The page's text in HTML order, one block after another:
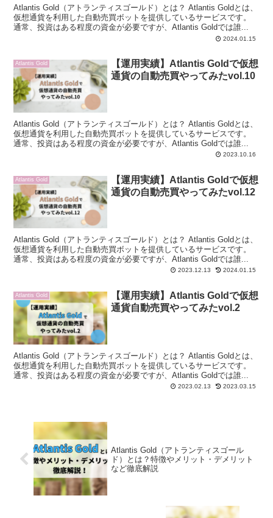
Atlantis Gold（アトランティスゴールド）とは？ Atlantis Goldとは、
仮想通貨を利用した自動売買ボットを提供しているサービスです。
通常、投資はある程度の資金が必要ですが、Atlantis Goldでは誰...
2024.01.15
Atlantis Gold
【運用実績】Atlantis Goldで仮想
通貨の自動売買やってみたvol.10
Atlantis Gold（アトランティスゴールド）とは？ Atlantis Goldとは、
仮想通貨を利用した自動売買ボットを提供しているサービスです。
通常、投資はある程度の資金が必要ですが、Atlantis Goldでは誰...
2023.10.16
Atlantis Gold
【運用実績】Atlantis Goldで仮想
通貨の自動売買やってみたvol.12
Atlantis Gold（アトランティスゴールド）とは？ Atlantis Goldとは、
仮想通貨を利用した自動売買ボットを提供しているサービスです。
通常、投資はある程度の資金が必要ですが、Atlantis Goldでは誰...
2023.12.13 2024.01.15
Atlantis Gold
【運用実績】Atlantis Goldで仮想
通貨自動売買やってみたvol.2
Atlantis Gold（アトランティスゴールド）とは？ Atlantis Goldとは、
仮想通貨を利用した自動売買ボットを提供しているサービスです。
通常、投資はある程度の資金が必要ですが、Atlantis Goldでは誰...
2023.02.13 2023.03.15
Atlantis Gold（アトランティスゴール
ド）とは？特徴やメリット・デメリット
など徹底解説